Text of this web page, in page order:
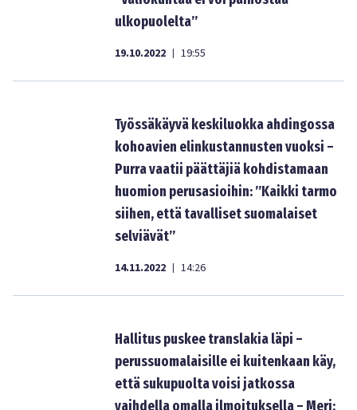
ulkopuolelta”
19.10.2022 | 19:55
Työssäkäyvä keskiluokka ahdingossa
kohoavien elinkustannusten vuoksi –
Purra vaatii päättäjiä kohdistamaan
huomion perusasioihin: ”Kaikki tarmo
siihen, että tavalliset suomalaiset
selviävät”
14.11.2022 | 14:26
Hallitus puskee translakia läpi –
perussuomalaisille ei kuitenkaan käy,
että sukupuolta voisi jatkossa
vaihdella omalla ilmoituksella – Meri: